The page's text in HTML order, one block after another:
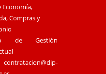
Economía,
Compras y
de Gestión
contratacion@dip-